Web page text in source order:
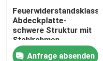
Fabrik-Ausflug
Qualitätskontrolle
Feuerwiderstandsklasse-
Abdeckplatte-
schwere Struktur mit
Stahlrahmen-
Gipskarton
Anfrage absenden